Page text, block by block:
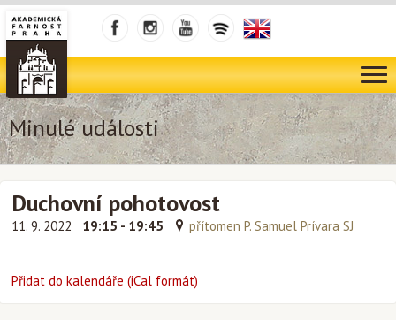
Minulé události
Duchovní pohotovost
11. 9. 2022 19:15 - 19:45 přítomen P. Samuel Prívara SJ
Přidat do kalendáře (iCal formát)